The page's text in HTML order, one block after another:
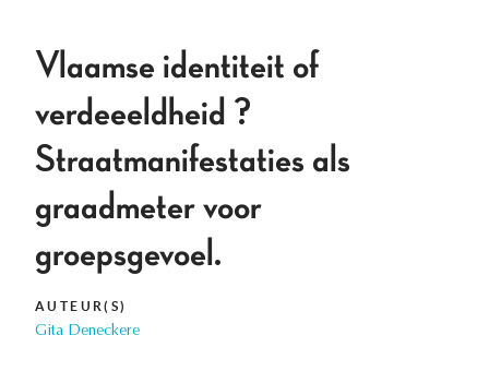
Vlaamse identiteit of
verdeeeldheid ?
Straatmanifestaties als
graadmeter voor
groepsgevoel.
AUTEUR(S)
Gita Deneckere